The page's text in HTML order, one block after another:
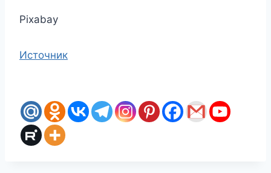
Pixabay
Источник